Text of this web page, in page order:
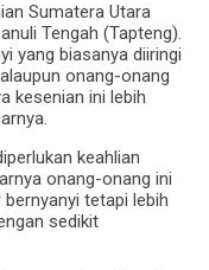
Sumatera Utara
Tengah (Tapteng).
yang biasanya diiringi
onang-onang
kesenian ini lebih
keahlian
onang-onang ini
tetapi lebih
sedikit